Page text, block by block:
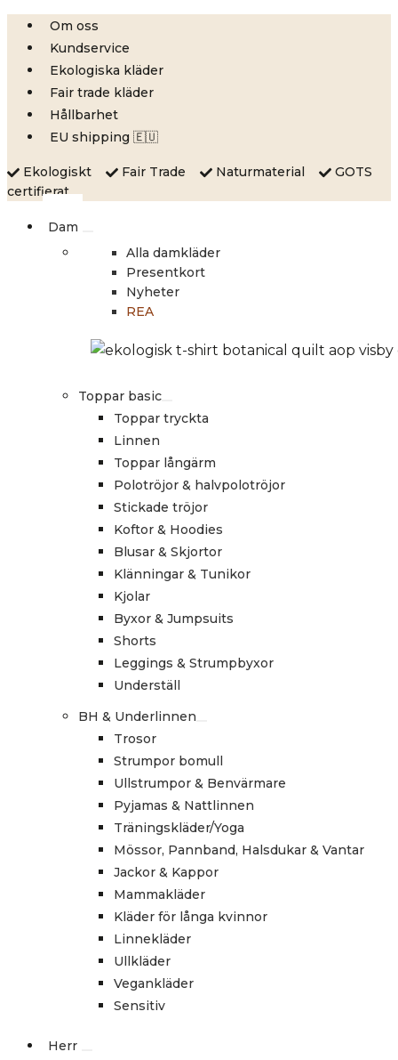
Skip
content
Om oss
Kundservice
Ekologiska kläder
Fair trade kläder
Hållbarhet
EU shipping 🇪🇺
Ekologiskt Fair Trade Naturmaterial
GOTS
certifierat
Dam
Alla damkläder
Presentkort
Nyheter
REA
Toppar basic
Toppar tryckta
Linnen
Toppar långärm
Polotröjor & halvpolotröjor
Stickade tröjor
Koftor & Hoodies
Blusar & Skjortor
Klänningar & Tunikor
Kjolar
Byxor & Jumpsuits
Shorts
Leggings & Strumpbyxor
Underställ
BH & Underlinnen
Trosor
Strumpor bomull
Ullstrumpor & Benvärmare
Pyjamas & Nattlinnen
Träningskläder/Yoga
Mössor, Pannband, Halsdukar & Vantar
Jackor & Kappor
Mammakläder
Kläder för långa kvinnor
Linnekläder
Ullkläder
Vegankläder
Sensitiv
Herr